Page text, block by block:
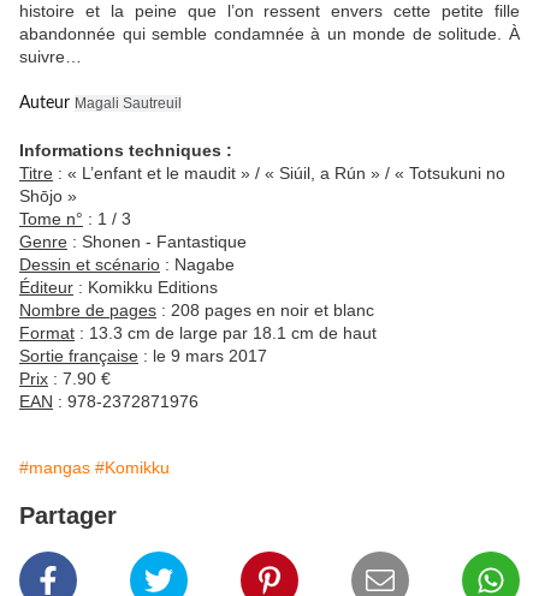
histoire et la peine que l’on ressent envers cette petite fille
abandonnée qui semble condamnée à un monde de solitude. À
suivre…
Auteur Magali Sautreuil
Informations techniques :
Titre : « L’enfant et le maudit » / « Siúil, a Rún » / « Totsukuni no
Shōjo »
Tome n° : 1 / 3
Genre : Shonen - Fantastique
Dessin et scénario : Nagabe
Éditeur : Komikku Editions
Nombre de pages : 208 pages en noir et blanc
Format : 13.3 cm de large par 18.1 cm de haut
Sortie française : le 9 mars 2017
Prix : 7.90 €
EAN : 978-2372871976
#mangas #Komikku
Partager